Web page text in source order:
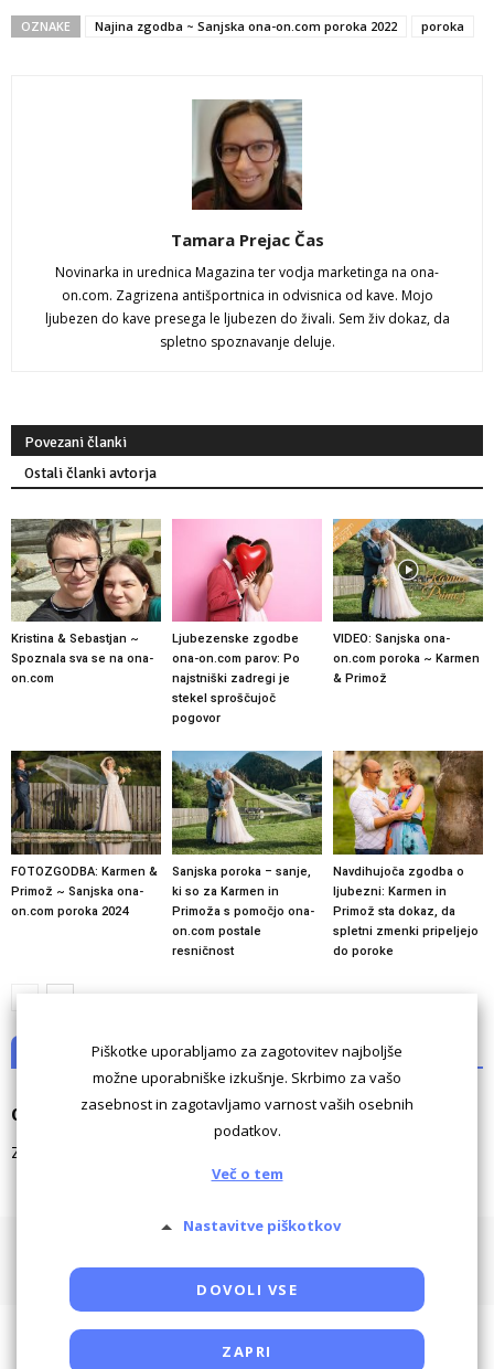
OZNAKE Najina zgodba ~ Sanjska ona-on.com poroka 2022 poroka
Tamara Prejac Čas
Novinarka in urednica Magazina ter vodja marketinga na ona-
on.com. Zagrizena antišportnica in odvisnica od kave. Mojo
ljubezen do kave presega le ljubezen do živali. Sem živ dokaz, da
spletno spoznavanje deluje.
Povezani članki
Ostali članki avtorja
Kristina & Sebastjan ~
Spoznala sva se na ona-
on.com
Ljubezenske zgodbe
ona-on.com parov: Po
najstniški zadregi je
stekel sproščujoč
pogovor
VIDEO: Sanjska ona-
on.com poroka ~ Karmen
& Primož
FOTOZGODBA: Karmen &
Primož ~ Sanjska ona-
on.com poroka 2024
Sanjska poroka – sanje,
ki so za Karmen in
Primoža s pomočjo ona-
on.com postale
resničnost
Navdihujoča zgodba o
ljubezni: Karmen in
Primož sta dokaz, da
spletni zmenki pripeljejo
do poroke
NI KOMENTARJEV
Odgovori
Za komentiranje morate biti
Piškotke uporabljamo za zagotovitev najboljše
možne uporabniške izkušnje. Skrbimo za vašo
zasebnost in zagotavljamo varnost vaših osebnih
podatkov.
Več o tem
Nastavitve piškotkov
DOVOLI VSE
ZAPRI